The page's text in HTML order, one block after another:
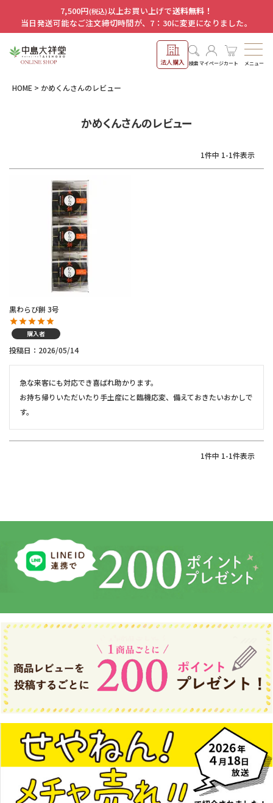
7,500円(税込)以上お買い上げで送料無料！
当日発送可能なご注文締切時間が、7：30に変更になりました。
法人購入 検索マイページカート メニュー
HOME かめくんさんのレビュー
かめくんさんのレビュー
1件中 1-1件表示
黒わらび餅 3号
購入者
投稿日 2026/05/14
急な来客にも対応でき喜ばれ助かります。
お持ち帰りいただいたり手土産にと臨機応変、備えておきたいおかしで
す。
1件中 1-1件表示